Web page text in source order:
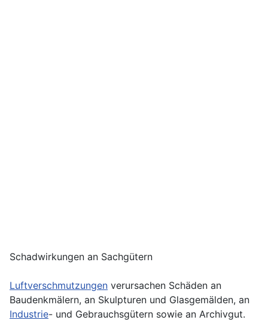
Schadwirkungen an Sachgütern
Luftverschmutzungen verursachen Schäden an
Baudenkmälern, an Skulpturen und Glasgemälden, an
Industrie- und Gebrauchsgütern sowie an Archivgut.